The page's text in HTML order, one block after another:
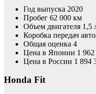
Год выпуска 2020
Пробег 62 000 км
Объем двигателя 1,5
Коробка передач
Общая оценка 4
Цена в Японии 1 962
Цена в России 1 894
Honda Fit